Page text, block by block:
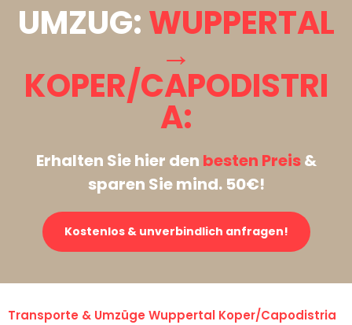
UMZUG:WUPPERTAL
→
KOPER/CAPODISTRI
A:
Erhalten Sie hier den besten Preis&
sparen Sie mind. 50€!
Kostenlos & unverbindlich anfragen!
Transporte & Umzüge Wuppertal Koper/Capodistria